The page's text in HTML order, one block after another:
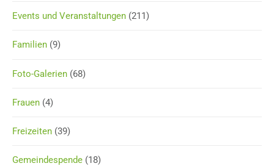
Events und Veranstaltungen (211)
Familien (9)
Foto-Galerien (68)
Frauen (4)
Freizeiten (39)
Gemeindespende (18)